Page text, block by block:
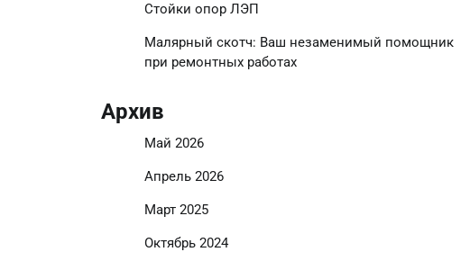
Стойки опор ЛЭП
Малярный скотч: Ваш незаменимый помощник
при ремонтных работах
Архив
Май 2026
Апрель 2026
Март 2025
Октябрь 2024